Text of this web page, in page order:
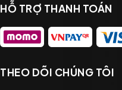
HỖ TRỢ THANH TOÁN
THEO DÕI CHÚNG TÔI